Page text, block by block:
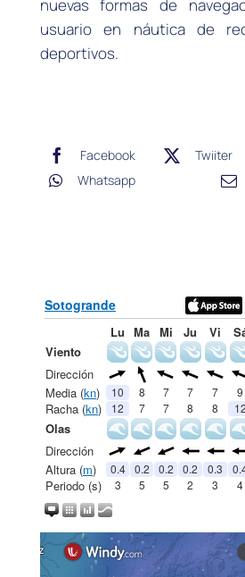
nuevas formas de
usuario en náutica de
deportivos.
Facebook Twiiter
Whatsapp